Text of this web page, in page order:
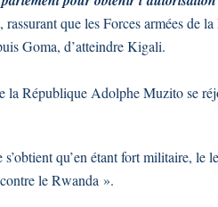
rassurant que les Forces armées de
Goma, d’atteindre Kigali.
la République Adolphe Muzito se
qu’en étant fort militaire, le
le Rwanda ».